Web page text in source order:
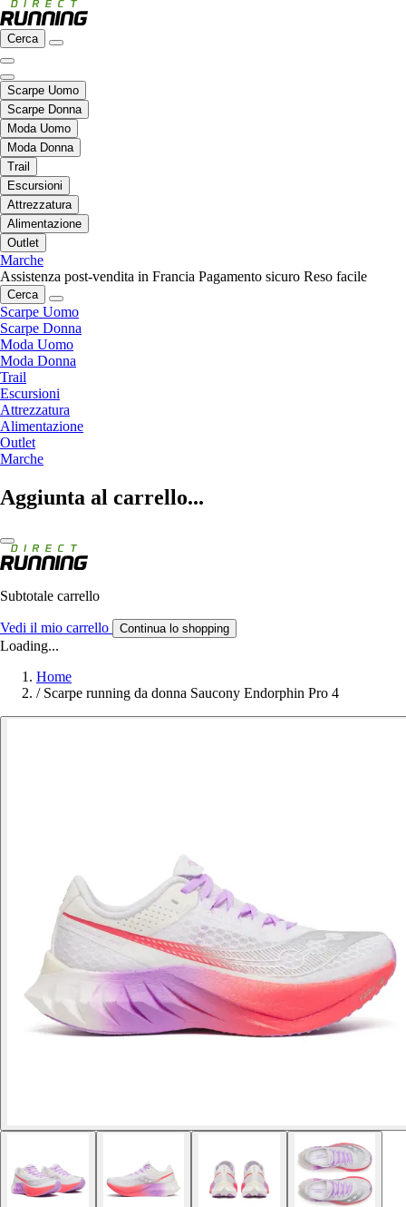
Cerca
Scarpe Uomo
Scarpe Donna
Moda Uomo
Moda Donna
Trail
Escursioni
Attrezzatura
Alimentazione
Outlet
Marche
Assistenza post-vendita in Francia Pagamento sicuro Reso facile
Cerca
Scarpe Uomo
Scarpe Donna
Moda Uomo
Moda Donna
Trail
Escursioni
Attrezzatura
Alimentazione
Outlet
Marche
Aggiunta al carrello...
Subtotale carrello
Vedi il mio carrello Continua lo shopping
Loading...
Home
/ Scarpe running da donna Saucony Endorphin Pro 4